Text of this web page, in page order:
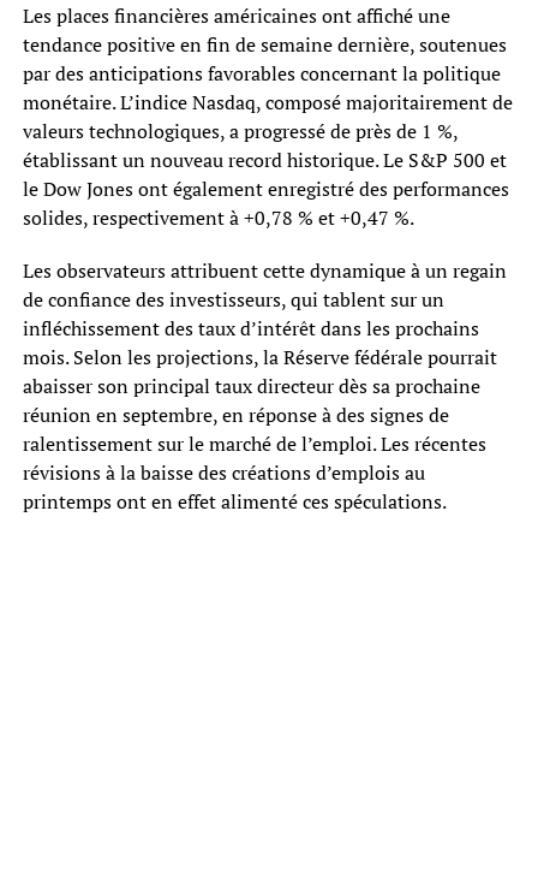
Les places financières américaines ont affiché une
tendance positive en fin de semaine dernière, soutenues
par des anticipations favorables concernant la politique
monétaire. L’indice Nasdaq, composé majoritairement de
valeurs technologiques, a progressé de près de 1 %,
établissant un nouveau record historique. Le S&P 500 et
le Dow Jones ont également enregistré des performances
solides, respectivement à +0,78 % et +0,47 %.
Les observateurs attribuent cette dynamique à un regain
de confiance des investisseurs, qui tablent sur un
infléchissement des taux d’intérêt dans les prochains
mois. Selon les projections, la Réserve fédérale pourrait
abaisser son principal taux directeur dès sa prochaine
réunion en septembre, en réponse à des signes de
ralentissement sur le marché de l’emploi. Les récentes
révisions à la baisse des créations d’emplois au
printemps ont en effet alimenté ces spéculations.